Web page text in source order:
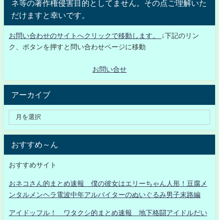
ネ等の著作権侵害目的としてません。その点ご理解いた
だけますと幸いです。
お問い合わせのサイトへクリックで移動します。
↓下記のリン
ク、ボタンを押すと問い合わせページに移動
お問い合せ
アーカイブ
おすすめ～ん
おすすめサイト
おネコさん的まとめ速報 僕の彼女はエリーちゃん人形！豆腐メ
ンタルメンヘラ電波中年アルバイターのぬいぐるみ男子末路編
アイドッフル！ ワタクシ的まとめ速報 地下格闘アイドルだい